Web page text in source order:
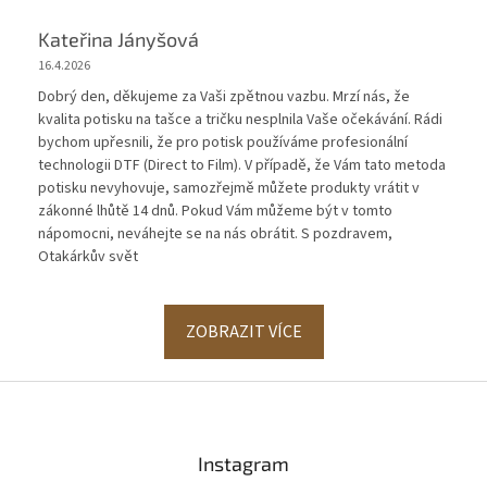
Kateřina Jányšová
16.4.2026
Dobrý den, děkujeme za Vaši zpětnou vazbu. Mrzí nás, že
kvalita potisku na tašce a tričku nesplnila Vaše očekávání. Rádi
bychom upřesnili, že pro potisk používáme profesionální
technologii DTF (Direct to Film). V případě, že Vám tato metoda
potisku nevyhovuje, samozřejmě můžete produkty vrátit v
zákonné lhůtě 14 dnů. Pokud Vám můžeme být v tomto
nápomocni, neváhejte se na nás obrátit. S pozdravem,
Otakárkův svět
ZOBRAZIT VÍCE
Instagram